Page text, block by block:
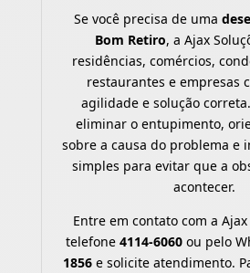
Se você precisa de uma
Bom Retiro, a Ajax
residências, comércios,
restaurantes e empresas
agilidade e solução
eliminar o entupimento,
sobre a causa do problema e
simples para evitar que a
acontecer.
Entre em contato com a
telefone 4114-6060ou pelo
1856e solicite atendimento.